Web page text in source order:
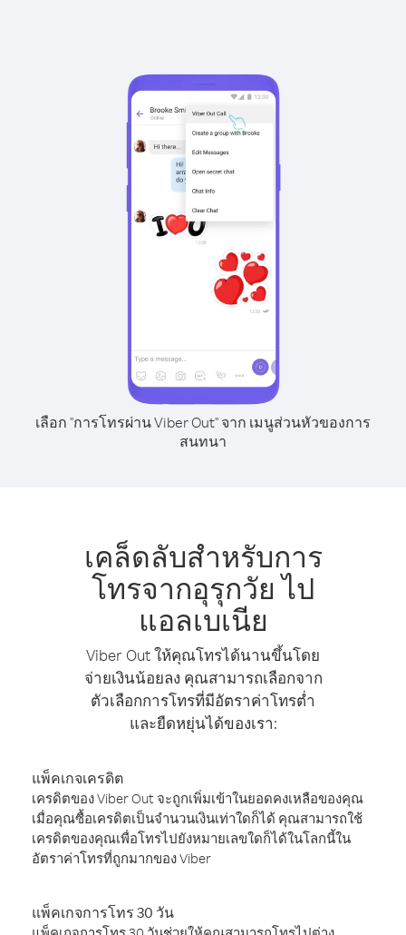
เลือก "การโทรผ่าน Viber Out" จาก เมนูส่วนหัวของการ
สนทนา
เคล็ดลับสำหรับการ
โทรจากอุรุกวัย ไป
แอลเบเนีย
Viber Out ให้คุณโทรได้นานขึ้นโดย
จ่ายเงินน้อยลง คุณสามารถเลือกจาก
ตัวเลือกการโทรที่มีอัตราค่าโทรต่ำ
และยืดหยุ่นได้ของเรา:
แพ็คเกจเครดิต
เครดิตของ Viber Out จะถูกเพิ่มเข้าในยอดคงเหลือของคุณ
เมื่อคุณซื้อเครดิตเป็นจำนวนเงินเท่าใดก็ได้ คุณสามารถใช้
เครดิตของคุณเพื่อโทรไปยังหมายเลขใดก็ได้ในโลกนี้ใน
อัตราค่าโทรที่ถูกมากของ Viber
แพ็คเกจการโทร 30 วัน